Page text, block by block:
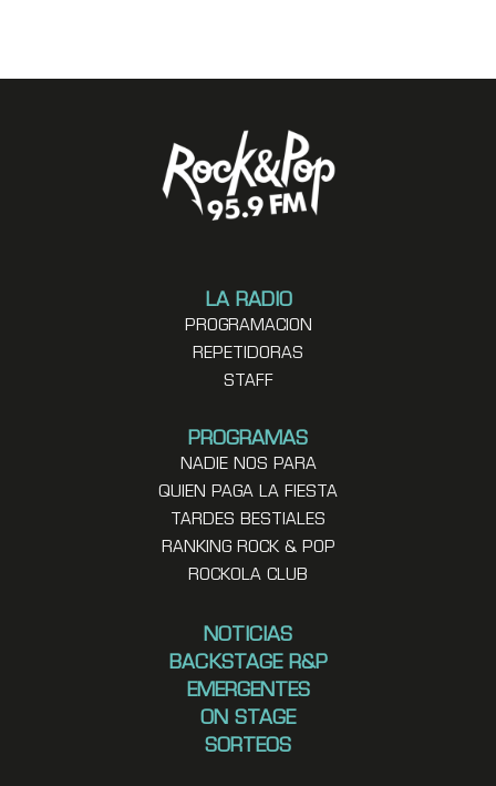
LA RADIO
PROGRAMACION
REPETIDORAS
STAFF
PROGRAMAS
NADIE NOS PARA
QUIEN PAGA LA FIESTA
TARDES BESTIALES
RANKING ROCK & POP
ROCKOLA CLUB
NOTICIAS
BACKSTAGE R&P
EMERGENTES
ON STAGE
SORTEOS